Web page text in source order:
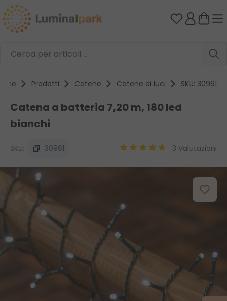
Passa al contenuto principale Hai 0
Prodotti Catene Catene di luci SKU: 30961
Catena a batteria 7,20 m, 180 led
bianchi
SKU: 30961 3 Valutazioni
Salta la galleria di immagini